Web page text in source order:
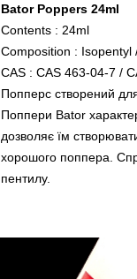
Bator Poppers 24ml
Contents : 24ml
Composition : Isopentyl
CAS : CAS 463-04-7 /
Попперс створений
Поппери Bator
дозволяє їм
хорошого поппера.
пентилу.